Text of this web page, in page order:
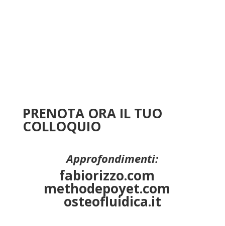
PRENOTA ORA IL TUO
COLLOQUIO
Approfondimenti:
fabiorizzo.com
methodepoyet.com
osteofluidica.it